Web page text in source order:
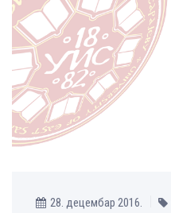
28. децембар 2016.